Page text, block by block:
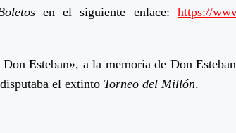
en el siguiente enlace:https://
Esteban», a la memoria de Don
el extinto Torneo del Millón.